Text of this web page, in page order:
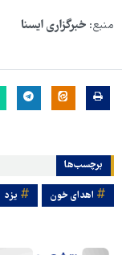
منبع: خبرگزاری ایسنا
برچسب‌ها
اهدای خون یزد